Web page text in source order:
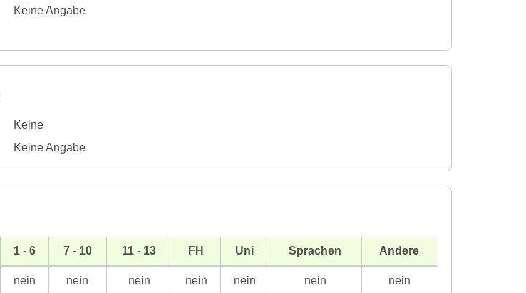
Keine Angabe
Keine
Keine Angabe
1 - 6 7 - 10 11 - 13 FH Uni Sprachen Andere
nein nein nein nein nein nein nein